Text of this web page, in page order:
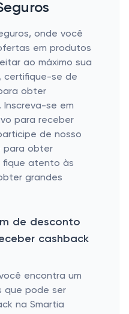
onde você
em produtos
ao máximo sua
certifique-se de
obter
se em
para receber
de nosso
para obter
fique atento às
grandes
de desconto
cashback
encontra um
que pode ser
na Smartia